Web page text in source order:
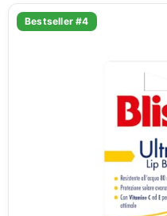
Bestseller #4